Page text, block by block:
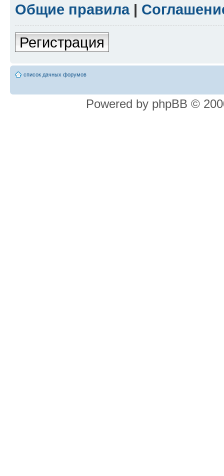
Общие правила|
Регистрация
список дачных форумов
Powered by phpBB ©